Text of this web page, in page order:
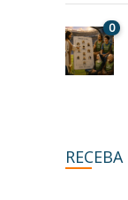
0
RECEBA